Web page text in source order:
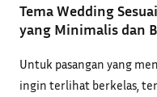
Tema Wedding
yang Minimalis dan
Untuk pasangan yang
ingin terlihat berkelas,